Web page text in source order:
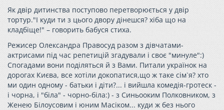
Як двір дитинства поступово перетворюється у двір
тортур."І куди ти з цього двору дінешся? хіба що на
кладбіще!" – говорить бабуся стиха.
Режисер Олександра Правосуд разом з дівчатами-
актрисами під час репетицій згадували і своє "минуле":)
Спогадами вони поділяться й з Вами. Питали українок на
дорогах Києва, все хотіли докопатися,що ж таке сім`я? хто
ми один одному - батьки і діти?... і вийшла комедія-гротеск -
і чорна, і "біла" - чорно-біла:) - з Синьооким Полковником, з
Женею Білоусовим і юним Масіком... куди ж без нього